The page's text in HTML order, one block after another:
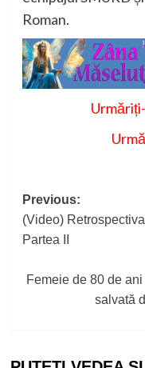
Roman.
Post
navigation
Previous:
(Video)
Partea II
Femeie de 80 de
salvată